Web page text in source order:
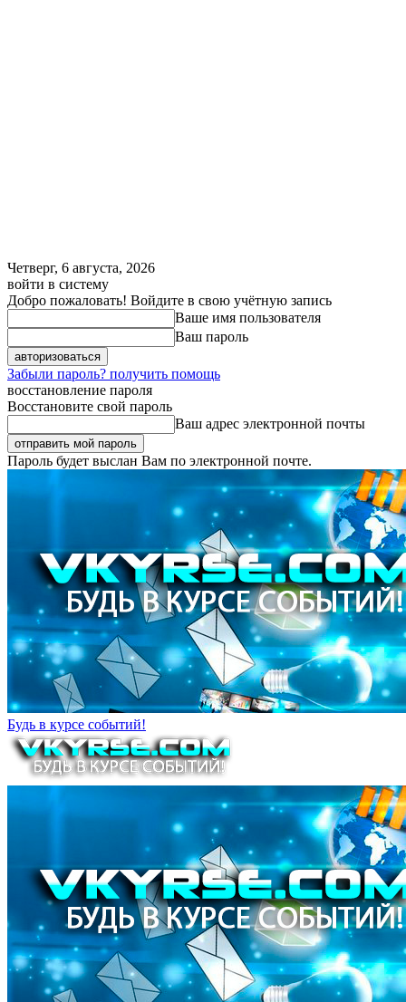
Четверг, 6 августа, 2026
войти в систему
Добро пожаловать! Войдите в свою учётную запись
Ваше имя пользователя
Ваш пароль
Забыли пароль? получить помощь
восстановление пароля
Восстановите свой пароль
Ваш адрес электронной почты
Пароль будет выслан Вам по электронной почте.
Будь в курсе событий!